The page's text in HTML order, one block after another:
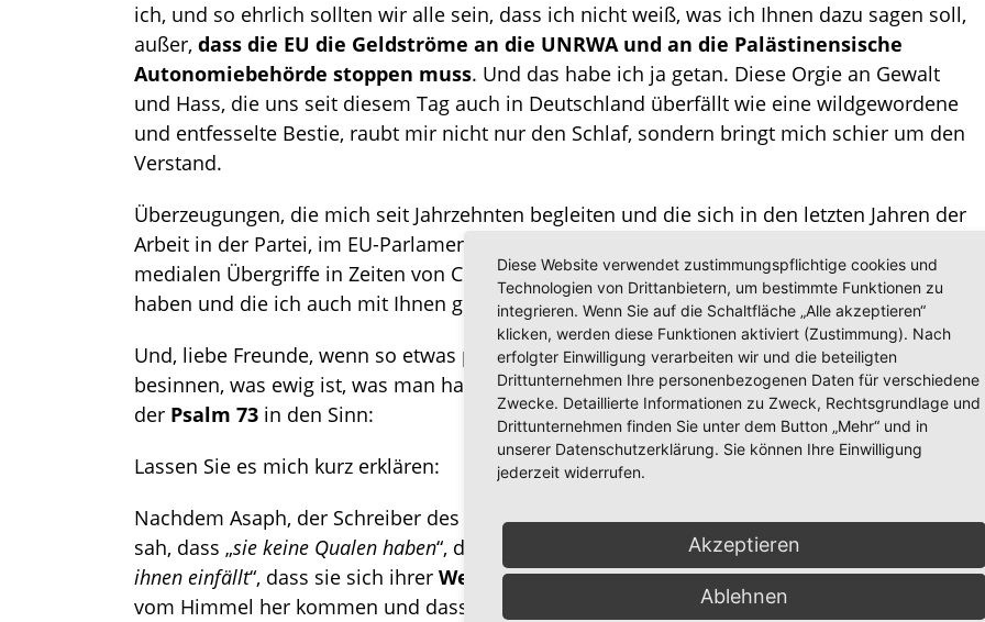
ich, und so ehrlich sollten wir alle sein, dass ich nicht weiß, was ich Ihnen dazu sagen soll,
außer, dass die EU die Geldströme an die UNRWA und an die Palästinensische
Autonomiebehörde stoppen muss. Und das habe ich ja getan. Diese Orgie an Gewalt
und Hass, die uns seit diesem Tag auch in Deutschland überfällt wie eine wildgewordene
und entfesselte Bestie, raubt mir nicht nur den Schlaf, sondern bringt mich schier um den
Verstand.
Überzeugungen, die mich seit Jahrzehnten begleiten und die sich in den letzten Jahren der
Arbeit in der Partei, im EU-Parlament und insbesondere durch die staatlichen und
medialen Übergriffe in Zeiten von Covid19 und Zwangsmaßnahmen verstärkt und gefestigt
haben und die ich auch mit Ihnen geteilt habe, kommen ins Wanken.
Und, liebe Freunde, wenn so etwas passiert, tut man gut daran, sich erstmal auf das zu
besinnen, was ewig ist, was man hat und was man nicht verlieren kann. Und da kommt mir
der Psalm 73 in den Sinn:
Lassen Sie es mich kurz erklären:
Nachdem Asaph, der Schreiber des Psalms, das Leben derGottlosenstudiert hatte und
sah, dass „sie keine Qualen haben“, dass ihr „ Leib gesund und feist“ ist, dass „
ihnen einfällt“, dass sie sich ihrer Weisheit rühmenund überzeugt sind, dass ihre Worte
vom Himmel her kommen und dass sie
über ihr Tun keine Rechenschaft ablegen
Diese Website verwendet zustimmungspflichtige cookies und
Technologien von Drittanbietern, um bestimmte Funktionen zu
integrieren. Wenn Sie auf die Schaltfläche „Alle akzeptieren“
klicken, werden diese Funktionen aktiviert (Zustimmung). Nach
erfolgter Einwilligung verarbeiten wir und die beteiligten
Drittunternehmen Ihre personenbezogenen Daten für verschiedene
Zwecke. Detaillierte Informationen zu Zweck, Rechtsgrundlage und
Drittunternehmen finden Sie unter dem Button „Mehr“ und in
unserer Datenschutzerklärung. Sie können Ihre Einwilligung
jederzeit widerrufen.
Akzeptieren
Ablehnen